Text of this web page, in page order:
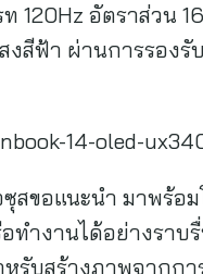
120Hz อัตราส่วน
สีฟ้า ผ่านการรองรั
14-oled-
สขอแนะนำ มาพร้อม
อทำงานได้อย่างรา
รับสร้างภาพจากก